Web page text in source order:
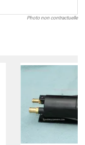
Photo non contractuelle